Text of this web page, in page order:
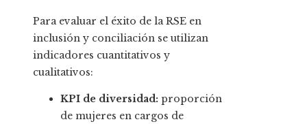
Para evaluar el éxito de la RSE en
inclusión y conciliación se utilizan
indicadores cuantitativos y
cualitativos:
KPI de diversidad: proporción
de mujeres en cargos de